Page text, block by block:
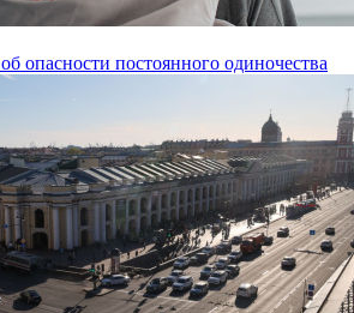
опасности постоянного одиночества